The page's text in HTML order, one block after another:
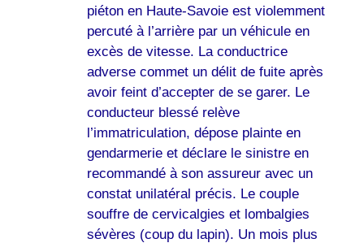
piéton en Haute-Savoie est violemment
percuté à l’arrière par un véhicule en
excès de vitesse. La conductrice
adverse commet un délit de fuite après
avoir feint d’accepter de se garer. Le
conducteur blessé relève
l’immatriculation, dépose plainte en
gendarmerie et déclare le sinistre en
recommandé à son assureur avec un
constat unilatéral précis. Le couple
souffre de cervicalgies et lombalgies
sévères (coup du lapin). Un mois plus